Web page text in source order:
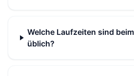
Welche Laufzeiten sind
üblich?